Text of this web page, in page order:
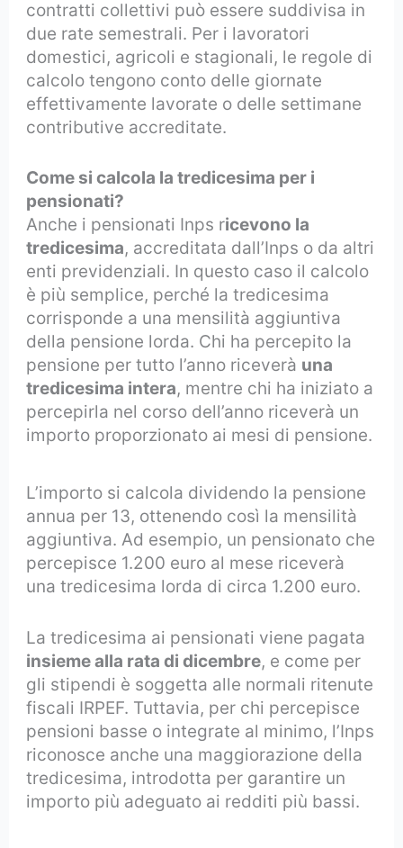
contratti collettivi può essere suddivisa in
due rate semestrali. Per i lavoratori
domestici, agricoli e stagionali, le regole di
calcolo tengono conto delle giornate
effettivamente lavorate o delle settimane
contributive accreditate.
Come si calcola la tredicesima per i
pensionati?
Anche i pensionati Inps ricevono la
tredicesima, accreditata dall’Inps o da altri
enti previdenziali. In questo caso il calcolo
è più semplice, perché la tredicesima
corrisponde a una mensilità aggiuntiva
della pensione lorda. Chi ha percepito la
pensione per tutto l’anno riceverà una
tredicesima intera, mentre chi ha iniziato a
percepirla nel corso dell’anno riceverà un
importo proporzionato ai mesi di pensione.
L’importo si calcola dividendo la pensione
annua per 13, ottenendo così la mensilità
aggiuntiva. Ad esempio, un pensionato che
percepisce 1.200 euro al mese riceverà
una tredicesima lorda di circa 1.200 euro.
La tredicesima ai pensionati viene pagata
insieme alla rata di dicembre, e come per
gli stipendi è soggetta alle normali ritenute
fiscali IRPEF. Tuttavia, per chi percepisce
pensioni basse o integrate al minimo, l’Inps
riconosce anche una maggiorazione della
tredicesima, introdotta per garantire un
importo più adeguato ai redditi più bassi.